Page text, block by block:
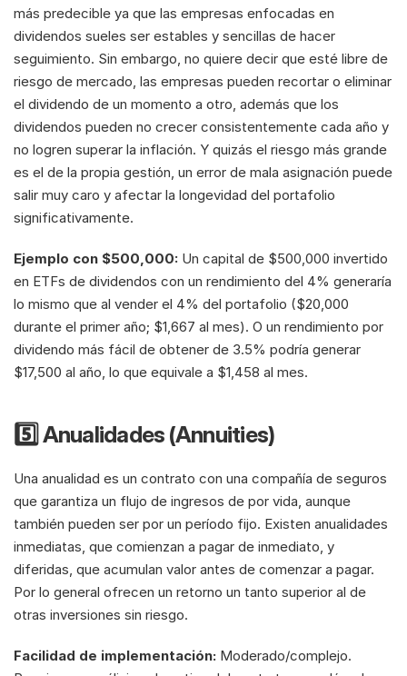
más predecible ya que las empresas enfocadas en
dividendos sueles ser estables y sencillas de hacer
seguimiento. Sin embargo, no quiere decir que esté libre de
riesgo de mercado, las empresas pueden recortar o eliminar
el dividendo de un momento a otro, además que los
dividendos pueden no crecer consistentemente cada año y
no logren superar la inflación. Y quizás el riesgo más grande
es el de la propia gestión, un error de mala asignación puede
salir muy caro y afectar la longevidad del portafolio
significativamente.
Ejemplo con $500,000: Un capital de $500,000 invertido
en ETFs de dividendos con un rendimiento del 4% generaría
lo mismo que al vender el 4% del portafolio ($20,000
durante el primer año; $1,667 al mes). O un rendimiento por
dividendo más fácil de obtener de 3.5% podría generar
$17,500 al año, lo que equivale a $1,458 al mes.
5️⃣ Anualidades (Annuities)
Una anualidad es un contrato con una compañía de seguros
que garantiza un flujo de ingresos de por vida, aunque
también pueden ser por un período fijo. Existen anualidades
inmediatas, que comienzan a pagar de inmediato, y
diferidas, que acumulan valor antes de comenzar a pagar.
Por lo general ofrecen un retorno un tanto superior al de
otras inversiones sin riesgo.
Facilidad de implementación: Moderado/complejo.